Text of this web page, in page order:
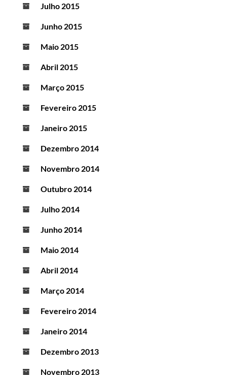
Julho 2015
Junho 2015
Maio 2015
Abril 2015
Março 2015
Fevereiro 2015
Janeiro 2015
Dezembro 2014
Novembro 2014
Outubro 2014
Julho 2014
Junho 2014
Maio 2014
Abril 2014
Março 2014
Fevereiro 2014
Janeiro 2014
Dezembro 2013
Novembro 2013